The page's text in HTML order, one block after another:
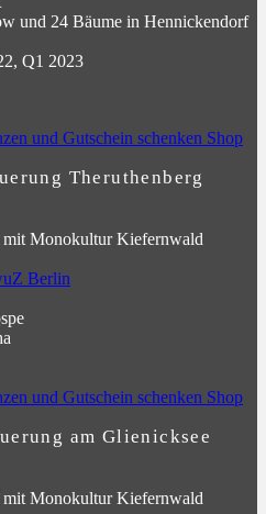
und 24 Bäume in Hennickendorf
Q1 2023
Theruthenberg
mit Monokultur Kiefernwald
Berlin
am Glienicksee
mit Monokultur Kiefernwald